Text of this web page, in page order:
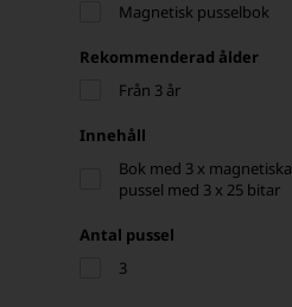
Magnetisk pusselbok
Rekommenderad ålder
Från 3 år
Innehåll
Bok med 3 x magnetiska
pussel med 3 x 25 bitar
Antal pussel
3